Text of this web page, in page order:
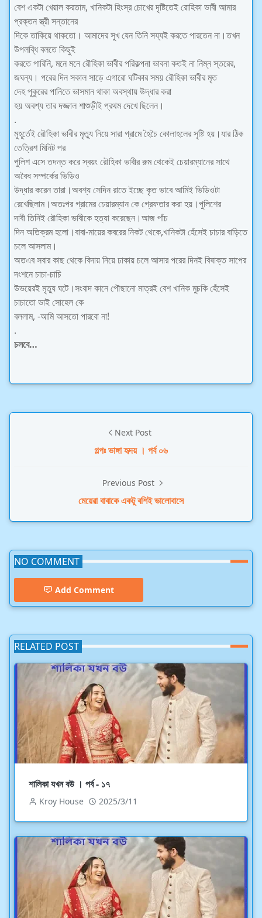
বেশ একটা খেয়াল করতাম, খানিকটা হিংস্র চোখের দৃষ্টিতেই রোহিকা ভাবী আমার
প্রক্তন স্ত্রী সন্তানের
দিকে তাকিয়ে থাকতো। আমাদের সুখ যেন তিনি সয্যই করতে পারতেন না।তখন
উপলব্ধি বলতে কিছুই
করতে পারিনি, মনে মনে রৌহিকা ভাবীর পরিকল্পনা ভাবনা কতই না নিম্ন স্তরের,
জঘন্য। পরের দিন সকাল সাড়ে এগারো ঘটিকার সময় রৌহিকা ভাবীর মৃত
দেহ পুকুরের পানিতে ভাসমান থাকা অবস্থায় উদ্ধার করা
হয় অবশ্য তার দজ্জাল শাশুড়ীই প্রথম দেখে ছিলেন।
.
মুহূর্তেই রৌহিকা ভাবীর মৃত্যু নিয়ে সারা গ্রামে হৈচৈ কোলাহলের সৃষ্টি হয়।যার ঠিক
তেত্রিশ মিনিট পর
পুলিশ এসে তদন্ত করে স্বয়ং রৌহিকা ভাবীর রুম থেকেই চেয়ারম্যানের সাথে
অবৈধ সম্পর্কের ভিডিও
উদ্ধার করেন তারা।অবশ্য সেদিন রাতে ইচ্ছে কৃত ভাবে আমিই ভিডিওটা
রেখেছিলাম।অতঃপর গ্রামের চেয়ারম্যান কে গ্রেফতার করা হয়।পুলিশের
দাবী তিনিই রৌহিকা ভাবীকে হত্যা করেছেন।আজ পাঁচ
দিন অতিক্রম হলো।বাবা-মায়ের কবরের নিকট থেকে,খানিকটা হেঁসেই চাচার বাড়িতে
চলে আসলাম।
অতএব সবার কাছ থেকে বিদায় নিয়ে ঢাকায় চলে আসার পরের দিনই বিষাক্ত সাপের
দংশনে চাচা-চাচি
উভয়েরই মৃত্যু ঘটে।সংবাদ কানে পৌছানো মাত্রই বেশ খানিক মুচকি হেঁসেই
চাচাতো ভাই সোহেল কে
বললাম, -আমি আসতো পারবো না!
.
চলবে…
Next Post
গল্পঃ ভাঙ্গা হৃদয় । পর্ব ০৬
Previous Post
মেয়েরা বাবাকে একটু বশিই ভালোবাসে
NO COMMENT
Add Comment
RELATED POST
শালিকা যখন বউ । পর্ব - ১৭
Kroy House 2025/3/11